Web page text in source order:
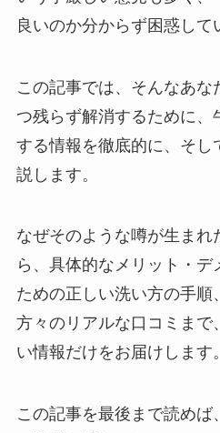
良いのか分からず困惑して
この記事では、そんなあな
つ残らず解消するために、
する情報を徹底的に、そし
説します。
なぜそのような噂が生まれ
ら、具体的なメリット・
ための正しい洗い方の手順
方々のリアルな口コミまで
い情報だけをお届けします。
この記事を最後まで読め